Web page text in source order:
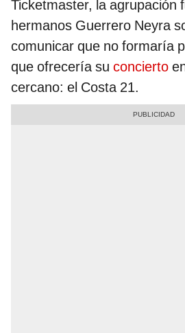
Ticketmaster, la agrupación
hermanos Guerrero Neyra
comunicar que no formaría
que ofrecería su concierto
cercano: el Costa 21.